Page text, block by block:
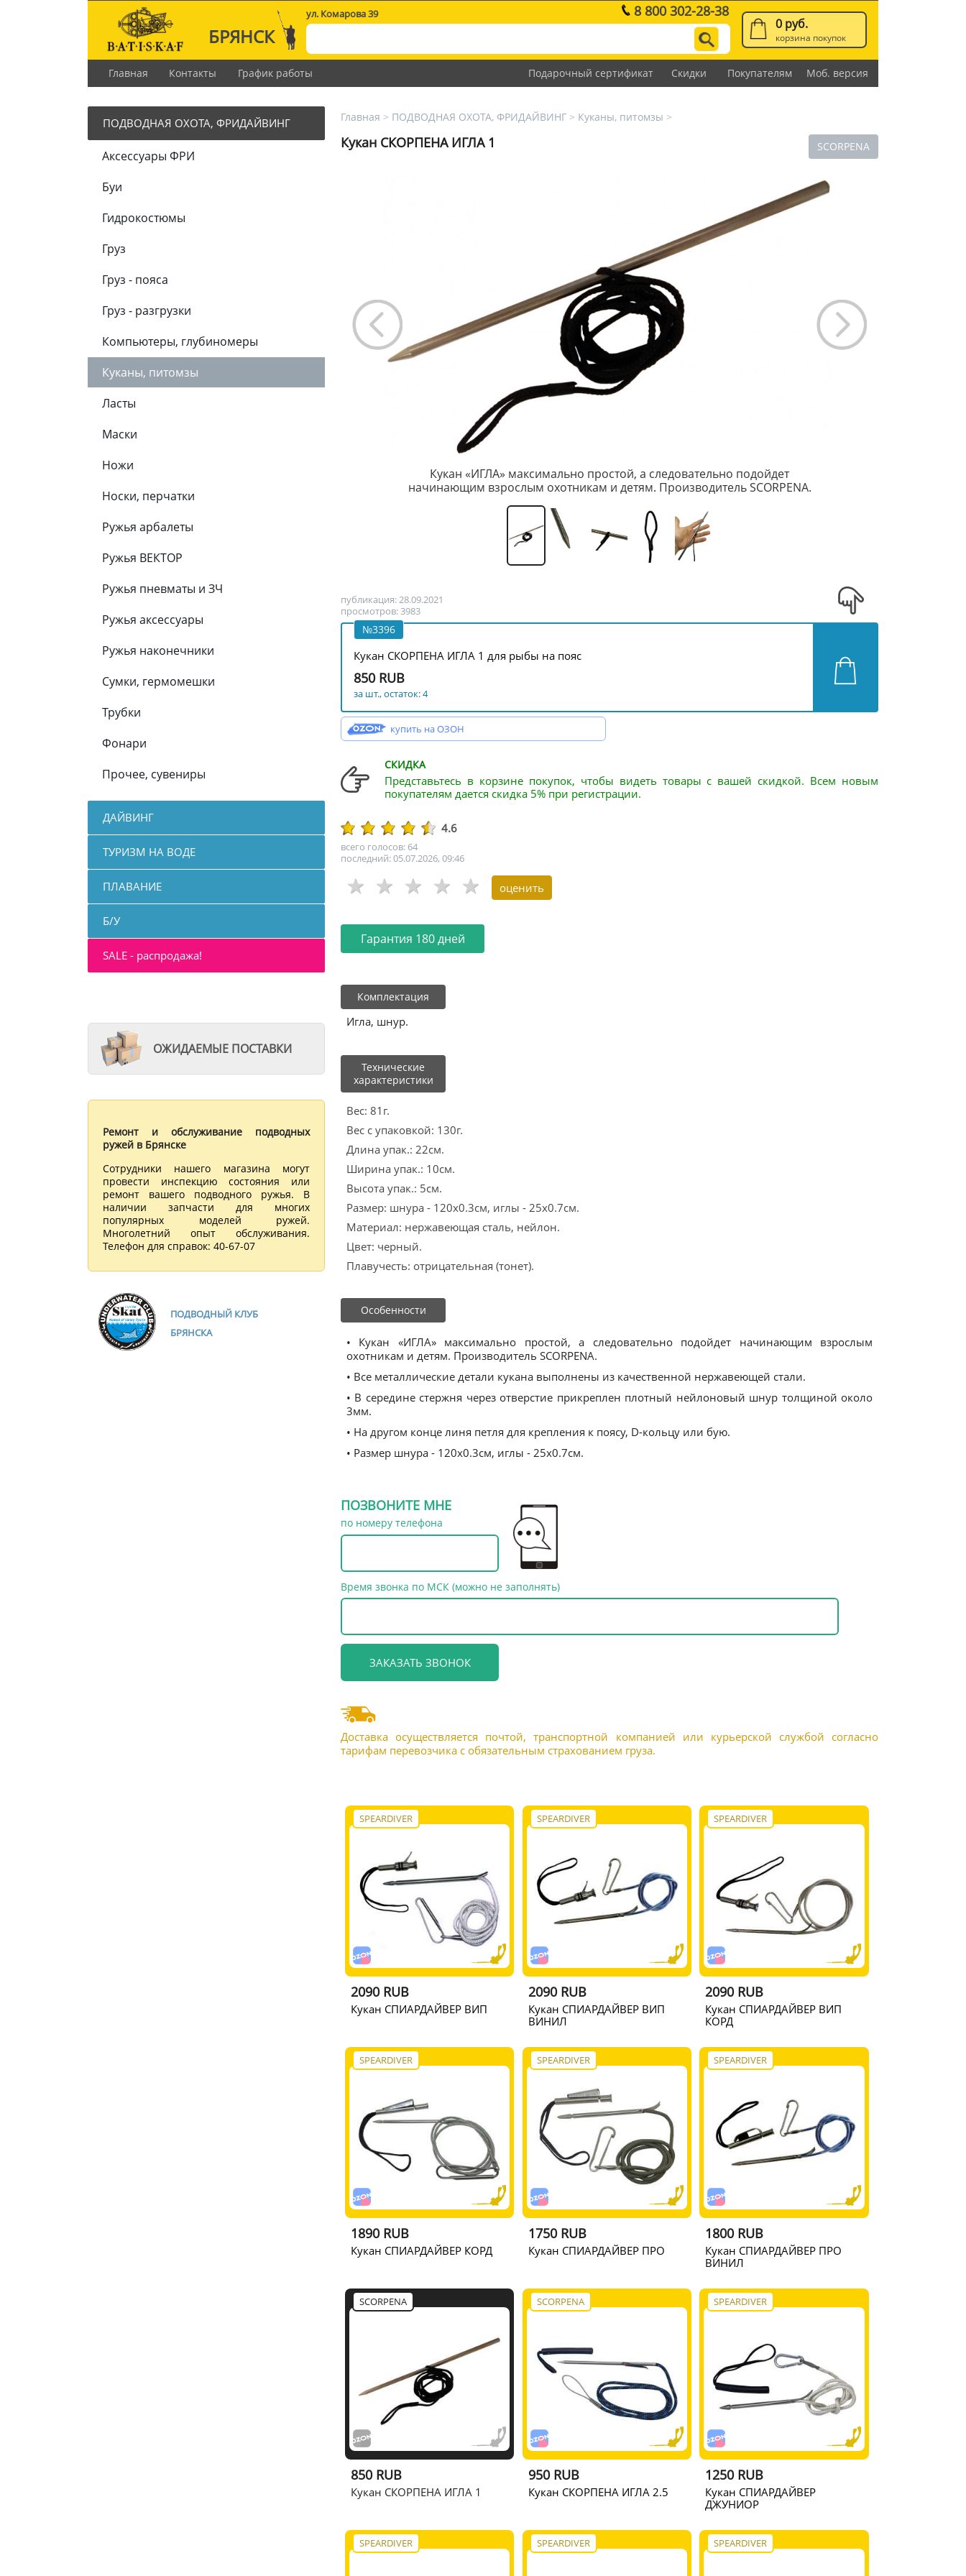
БРЯНСК
ул. Комарова 39 8 800 302-28-38
0 руб.
корзина покупок
Главная Контакты График работы Подарочный сертификат Скидки Покупателям Моб. версия
ПОДВОДНАЯ ОХОТА, ФРИДАЙВИНГ
Аксессуары ФРИ
Буи
Гидрокостюмы
Груз
Груз - пояса
Груз - разгрузки
Компьютеры, глубиномеры
Куканы, питомзы
Ласты
Маски
Ножи
Носки, перчатки
Ружья арбалеты
Ружья ВЕКТОР
Ружья пневматы и ЗЧ
Ружья аксессуары
Ружья наконечники
Сумки, гермомешки
Трубки
Фонари
Прочее, сувениры
ДАЙВИНГ
ТУРИЗМ НА ВОДЕ
ПЛАВАНИЕ
Б/У
SALE - распродажа!
ОЖИДАЕМЫЕ ПОСТАВКИ
Ремонт и обслуживание подводных
ружей в Брянске
Сотрудники нашего магазина могут
провести инспекцию состояния или
ремонт вашего подводного ружья. В
наличии запчасти для многих
популярных моделей ружей.
Многолетний опыт обслуживания.
Телефон для справок: 40-67-07
ПОДВОДНЫЙ КЛУБ
БРЯНСКА
Главная > ПОДВОДНАЯ ОХОТА, ФРИДАЙВИНГ > Куканы, питомзы >
SCORPENA
Кукан СКОРПЕНА ИГЛА 1
Кукан «ИГЛА» максимально простой, а следовательно подойдет
начинающим взрослым охотникам и детям. Производитель SCORPENA.
публикация: 28.09.2021
просмотров: 3983
№3396
Кукан СКОРПЕНА ИГЛА 1 для рыбы на пояс
850 RUB
за шт., остаток: 4
купить на ОЗОН
СКИДКА
Представьтесь в корзине покупок, чтобы видеть товары с вашей скидкой. Всем новым
покупателям дается скидка 5% при регистрации.
4.6
всего голосов: 64
последний: 05.07.2026, 09:46
Гарантия 180 дней
Комплектация
Игла, шнур.
Технические
характеристики
Вес: 81г.
Вес с упаковкой: 130г.
Длина упак.: 22см.
Ширина упак.: 10см.
Высота упак.: 5см.
Размер: шнура - 120x0.3см, иглы - 25x0.7см.
Материал: нержавеющая сталь, нейлон.
Цвет: черный.
Плавучесть: отрицательная (тонет).
Особенности
• Кукан «ИГЛА» максимально простой, а следовательно подойдет начинающим взрослым
охотникам и детям. Производитель SCORPENA.
• Все металлические детали кукана выполнены из качественной нержавеющей стали.
• В середине стержня через отверстие прикреплен плотный нейлоновый шнур толщиной около
3мм.
• На другом конце линя петля для крепления к поясу, D-кольцу или бую.
• Размер шнура - 120x0.3см, иглы - 25x0.7см.
ПОЗВОНИТЕ МНЕ
по номеру телефона
Время звонка по МСК (можно не заполнять)
Доставка осуществляется почтой, транспортной компанией или курьерской службой согласно
тарифам перевозчика с обязательным страхованием груза.
SPEARDIVER
2090 RUB
Кукан СПИАРДАЙВЕР ВИП
SPEARDIVER
2090 RUB
Кукан СПИАРДАЙВЕР ВИП
ВИНИЛ
SPEARDIVER
2090 RUB
Кукан СПИАРДАЙВЕР ВИП
КОРД
SPEARDIVER
1890 RUB
Кукан СПИАРДАЙВЕР КОРД
SPEARDIVER
1750 RUB
Кукан СПИАРДАЙВЕР ПРО
SPEARDIVER
1800 RUB
Кукан СПИАРДАЙВЕР ПРО
ВИНИЛ
SCORPENA
850 RUB
Кукан СКОРПЕНА ИГЛА 1
SCORPENA
950 RUB
Кукан СКОРПЕНА ИГЛА 2.5
SPEARDIVER
1250 RUB
Кукан СПИАРДАЙВЕР
ДЖУНИОР
SPEARDIVER SPEARDIVER SPEARDIVER